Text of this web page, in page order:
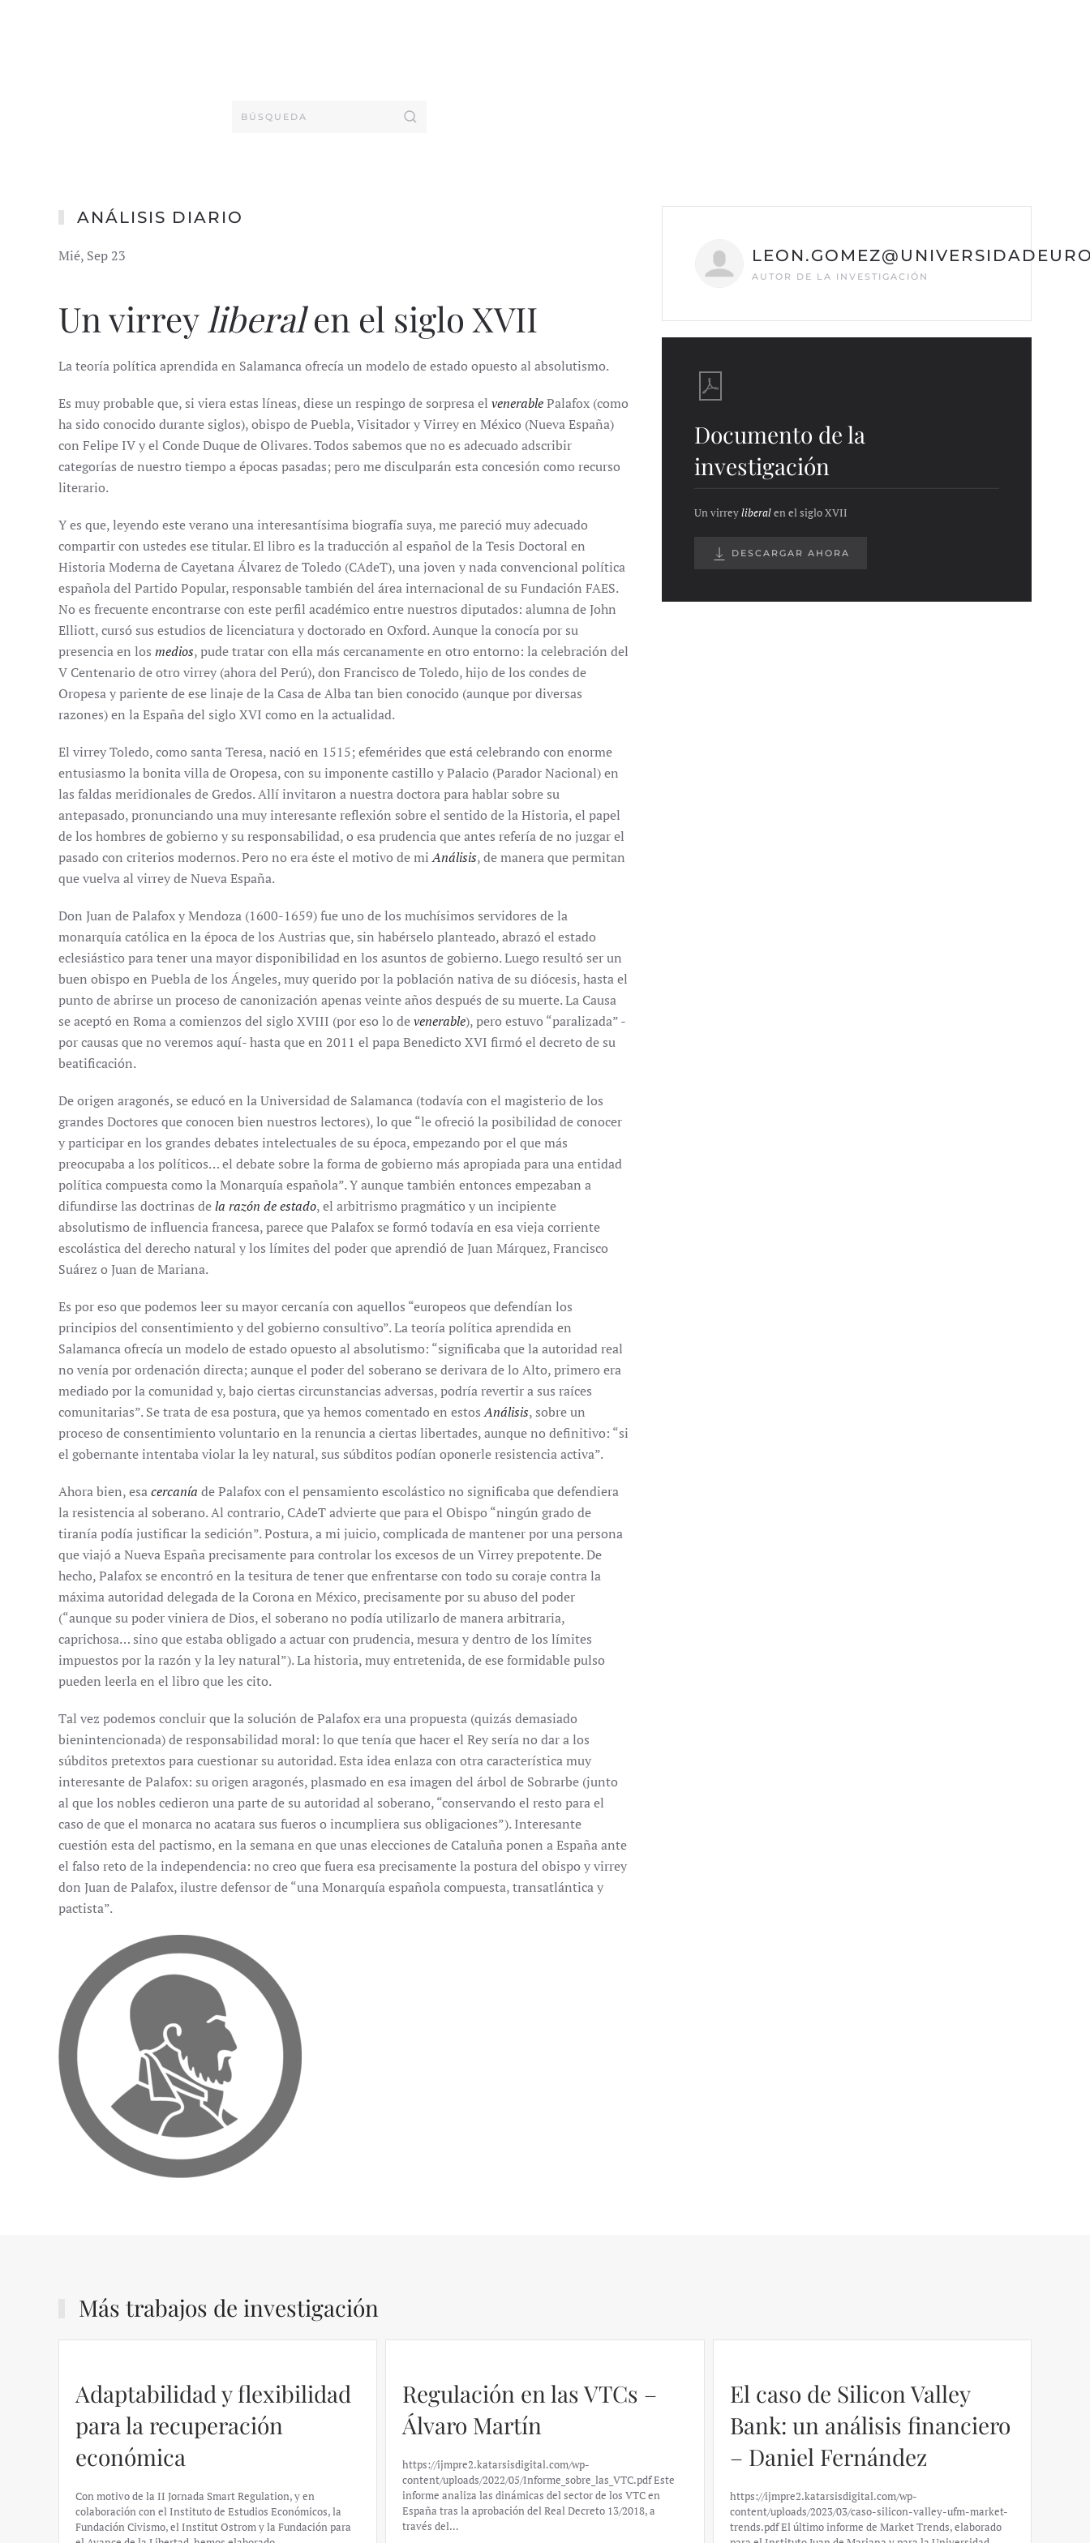
ANÁLISIS DIARIO
Mié, Sep 23
Un virrey liberalen el siglo XVII
La teoría política aprendida en Salamanca ofrecía un modelo de estado opuesto al absolutismo.
Es muy probable que, si viera estas líneas, diese un respingo de sorpresa el venerablePalafox (como
ha sido conocido durante siglos), obispo de Puebla, Visitador y Virrey en México (Nueva España)
con Felipe IV y el Conde Duque de Olivares. Todos sabemos que no es adecuado adscribir
categorías de nuestro tiempo a épocas pasadas; pero me disculparán esta concesión como recurso
literario.
Y es que, leyendo este verano una interesantísima biografía suya, me pareció muy adecuado
compartir con ustedes ese titular. El libro es la traducción al español de la Tesis Doctoral en
Historia Moderna de Cayetana Álvarez de Toledo (CAdeT), una joven y nada convencional política
española del Partido Popular, responsable también del área internacional de su Fundación FAES.
No es frecuente encontrarse con este perfil académico entre nuestros diputados: alumna de John
Elliott, cursó sus estudios de licenciatura y doctorado en Oxford. Aunque la conocía por su
presencia en los medios, pude tratar con ella más cercanamente en otro entorno: la celebración del
V Centenario de otro virrey (ahora del Perú), don Francisco de Toledo, hijo de los condes de
Oropesa y pariente de ese linaje de la Casa de Alba tan bien conocido (aunque por diversas
razones) en la España del siglo XVI como en la actualidad.
El virrey Toledo, como santa Teresa, nació en 1515; efemérides que está celebrando con enorme
entusiasmo la bonita villa de Oropesa, con su imponente castillo y Palacio (Parador Nacional) en
las faldas meridionales de Gredos. Allí invitaron a nuestra doctora para hablar sobre su
antepasado, pronunciando una muy interesante reflexión sobre el sentido de la Historia, el papel
de los hombres de gobierno y su responsabilidad, o esa prudencia que antes refería de no juzgar el
pasado con criterios modernos. Pero no era éste el motivo de miAnálisis, de manera que permitan
que vuelva al virrey de Nueva España.
Don Juan de Palafox y Mendoza (1600-1659) fue uno de los muchísimos servidores de la
monarquía católica en la época de los Austrias que, sin habérselo planteado, abrazó el estado
eclesiástico para tener una mayor disponibilidad en los asuntos de gobierno. Luego resultó ser un
buen obispo en Puebla de los Ángeles, muy querido por la población nativa de su diócesis, hasta el
punto de abrirse un proceso de canonización apenas veinte años después de su muerte. La Causa
se aceptó en Roma a comienzos del siglo XVIII (por eso lo devenerable), pero estuvo “paralizada” -
por causas que no veremos aquí- hasta que en 2011 el papa Benedicto XVI firmó el decreto de su
beatificación.
De origen aragonés, se educó en la Universidad de Salamanca (todavía con el magisterio de los
grandes Doctores que conocen bien nuestros lectores), lo que “le ofreció la posibilidad de conocer
y participar en los grandes debates intelectuales de su época, empezando por el que más
preocupaba a los políticos… el debate sobre la forma de gobierno más apropiada para una entidad
política compuesta como la Monarquía española”. Y aunque también entonces empezaban a
difundirse las doctrinas dela razón de estado, el arbitrismo pragmático y un incipiente
absolutismo de influencia francesa, parece que Palafox se formó todavía en esa vieja corriente
escolástica del derecho natural y los límites del poder que aprendió de Juan Márquez, Francisco
Suárez o Juan de Mariana.
Es por eso que podemos leer su mayor cercanía con aquellos “europeos que defendían los
principios del consentimiento y del gobierno consultivo”. La teoría política aprendida en
Salamanca ofrecía un modelo de estado opuesto al absolutismo: “significaba que la autoridad real
no venía por ordenación directa; aunque el poder del soberano se derivara de lo Alto, primero era
mediado por la comunidad y, bajo ciertas circunstancias adversas, podría revertir a sus raíces
comunitarias”. Se trata de esa postura, que ya hemos comentado en estosAnálisis, sobre un
proceso de consentimiento voluntario en la renuncia a ciertas libertades, aunque no definitivo: “si
el gobernante intentaba violar la ley natural, sus súbditos podían oponerle resistencia activa”.
Ahora bien, esacercanía de Palafox con el pensamiento escolástico no significaba que defendiera
la resistencia al soberano. Al contrario, CAdeT advierte que para el Obispo “ningún grado de
tiranía podía justificar la sedición”. Postura, a mi juicio, complicada de mantener por una persona
que viajó a Nueva España precisamente para controlar los excesos de un Virrey prepotente. De
hecho, Palafox se encontró en la tesitura de tener que enfrentarse con todo su coraje contra la
máxima autoridad delegada de la Corona en México, precisamente por su abuso del poder
(“aunque su poder viniera de Dios, el soberano no podía utilizarlo de manera arbitraria,
caprichosa… sino que estaba obligado a actuar con prudencia, mesura y dentro de los límites
impuestos por la razón y la ley natural”). La historia, muy entretenida, de ese formidable pulso
pueden leerla en el libro que les cito.
Tal vez podemos concluir que la solución de Palafox era una propuesta (quizás demasiado
bienintencionada) de responsabilidad moral: lo que tenía que hacer el Rey sería no dar a los
súbditos pretextos para cuestionar su autoridad. Esta idea enlaza con otra característica muy
interesante de Palafox: su origen aragonés, plasmado en esa imagen del árbol de Sobrarbe (junto
al que los nobles cedieron una parte de su autoridad al soberano, “conservando el resto para el
caso de que el monarca no acatara sus fueros o incumpliera sus obligaciones”). Interesante
cuestión esta del pactismo, en la semana en que unas elecciones de Cataluña ponen a España ante
el falso reto de la independencia: no creo que fuera esa precisamente la postura del obispo y virrey
don Juan de Palafox, ilustre defensor de “una Monarquía española compuesta, transatlántica y
pactista”.
AUTOR DE LA INVESTIGACIÓN
Documento de la
investigación
Un virreyliberalen el siglo XVII
DESCARGAR AHORA
Más trabajos de investigación
Adaptabilidad y flexibilidad
para la recuperación
económica
Con motivo de la II Jornada Smart Regulation, y en
colaboración con el Instituto de Estudios Económicos, la
Fundación Civismo, el Institut Ostrom y la Fundación para
Regulación en las VTCs –
Álvaro Martín
https://ijmpre2.katarsisdigital.com/wp-
content/uploads/2022/05/Informe_sobre_las_VTC.pdf Este
informe analiza las dinámicas del sector de los VTC en
España tras la aprobación del Real Decreto 13/2018, a
través del…
El caso de Silicon Valley
Bank: un análisis financiero
– Daniel Fernández
https://ijmpre2.katarsisdigital.com/wp-
content/uploads/2023/03/caso-silicon-valley-ufm-market-
trends.pdf El último informe de Market Trends, elaborado